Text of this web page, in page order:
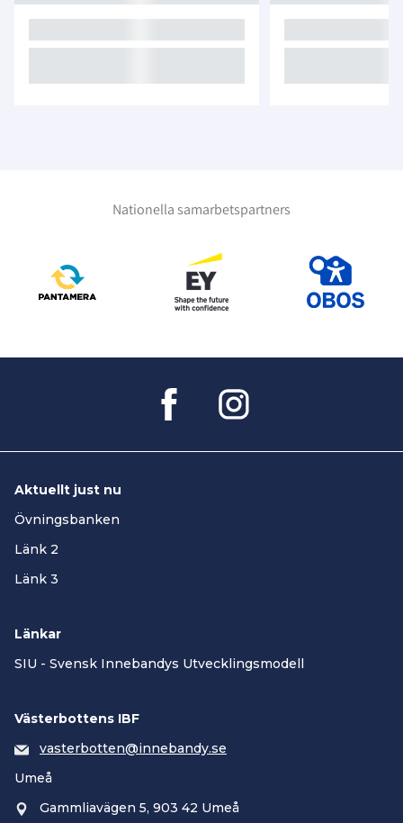
Nationella samarbetspartners
Aktuellt just nu
Övningsbanken
Länk 2
Länk 3
Länkar
SIU - Svensk Innebandys Utvecklingsmodell
Västerbottens IBF
vasterbotten@innebandy.se
Umeå
Gammliavägen 5, 903 42 Umeå